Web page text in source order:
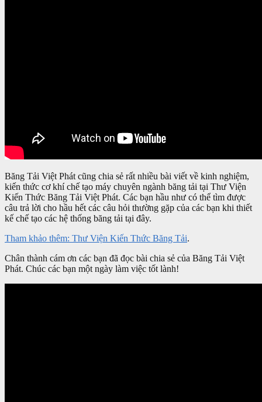
Băng Tải Việt Phát cũng chia sẻ rất nhiều bài viết về kinh nghiệm,
kiến thức cơ khí chế tạo máy chuyên ngành băng tải tại Thư Viện
Kiến Thức Băng Tải Việt Phát. Các bạn hầu như có thể tìm được
câu trả lời cho hầu hết các câu hỏi thường gặp của các bạn khi thiết
kế chế tạo các hệ thống băng tải tại đây.
Tham khảo thêm: Thư Viện Kiến Thức Băng Tải.
Chân thành cám ơn các bạn đã đọc bài chia sẻ của Băng Tải Việt
Phát. Chúc các bạn một ngày làm việc tốt lành!